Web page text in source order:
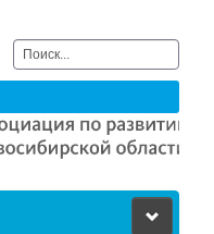
Искать...